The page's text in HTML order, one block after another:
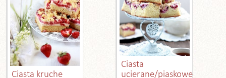
Ciasta kruche
Ciasta
ucierane/piaskowe